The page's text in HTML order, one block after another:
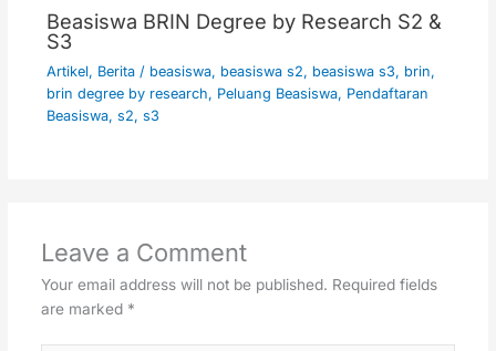
Beasiswa BRIN Degree by Research S2 &
S3
Artikel, Berita/ beasiswa, beasiswa s2, beasiswa s3, brin,
brin degree by research, Peluang Beasiswa, Pendaftaran
Beasiswa, s2, s3
Leave a Comment
Your email address will not be published. Required fields
are marked *